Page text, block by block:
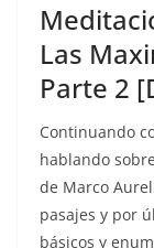
Las
Parte 2
Continuando
hablando
de Marco
pasajes y por
básicos y